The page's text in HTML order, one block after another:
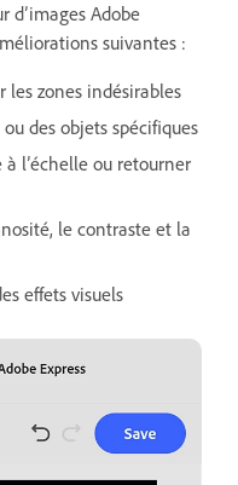
d’images Adobe
suivantes :
les zones indésirables
des objets spécifiques
l’échelle ou retourner
le contraste et la
effets visuels